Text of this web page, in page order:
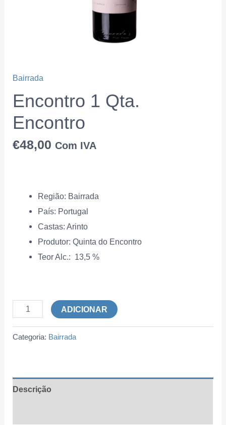
Bairrada
Encontro 1 Qta.
Encontro
€48,00 Com IVA
Região: Bairrada
País: Portugal
Castas: Arinto
Produtor: Quinta do Encontro
Teor Alc.: 13,5 %
ADICIONAR
Categoria: Bairrada
Descrição